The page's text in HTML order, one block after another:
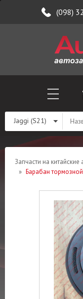
(098)
Jaggi (S21)
Запчасти на китайские
» Барабан тормозной